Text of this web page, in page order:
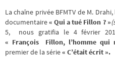
La chaîne privée BFMTV de M.
documentaire« Qui a tué Fillon ? »
5, nous gratifia le 4 février
« François Fillon, l’homme qui
premier de la série« C’était écrit ».